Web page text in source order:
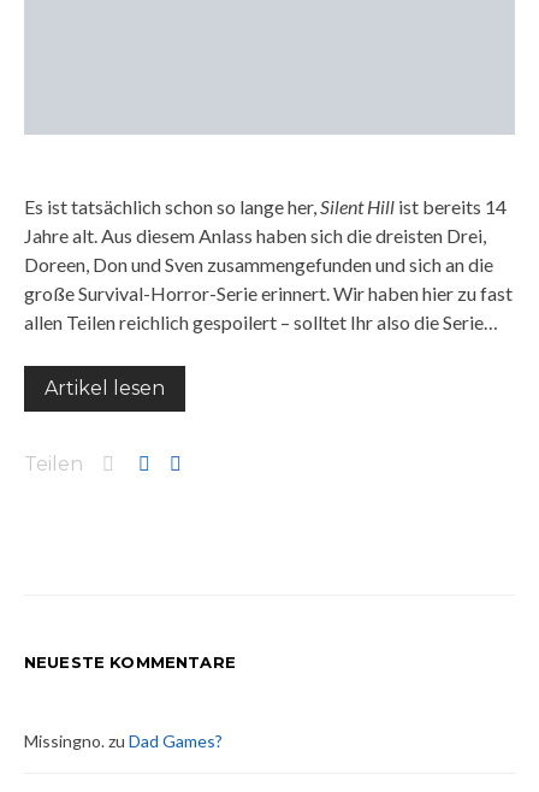
Es ist tatsächlich schon so lange her,Silent Hill ist bereits 14
Jahre alt. Aus diesem Anlass haben sich die dreisten Drei,
Doreen, Don und Sven zusammengefunden und sich an die
große Survival-Horror-Serie erinnert. Wir haben hier zu fast
allen Teilen reichlich gespoilert – solltet Ihr also die Serie…
Artikel lesen
Teilen
NEUESTE KOMMENTARE
Missingno.zu Dad Games?